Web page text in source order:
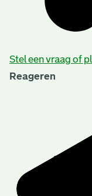
Stel een vraag of
Reageren